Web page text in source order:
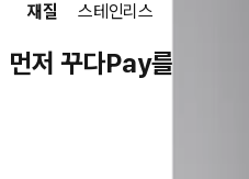
재질
스테인리스
먼저 꾸다Pay를 이용